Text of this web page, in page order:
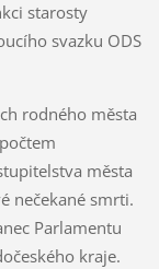
starosty
svazku ODS
rodného města
města
nečekané smrti.
Parlamentu
kraje.